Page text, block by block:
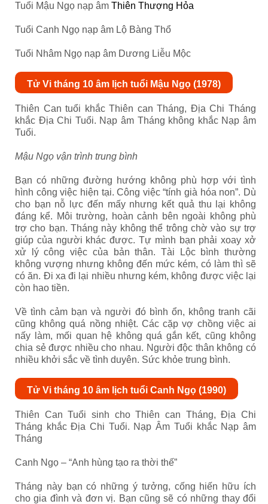
Tuổi Mậu Ngọ nạp âm Thiên Thượng Hỏa
Tuổi Canh Ngọ nạp âm Lộ Bàng Thổ
Tuổi Nhâm Ngọ nạp âm Dương Liễu Mộc
Tử Vi tháng 10 âm lịch tuổi Mậu Ngọ (1978)
Thiên Can tuổi khắc Thiên can Tháng, Địa Chi Tháng
khắc Địa Chi Tuổi. Nạp âm Tháng không khắc Nạp âm
Tuổi.
Mậu Ngọ vận trình trung bình
Bạn có những đường hướng không phù hợp với tình
hình công việc hiện tại. Công việc “tính già hóa non”. Dù
cho bạn nỗ lực đến mấy nhưng kết quả thu lại không
đáng kể. Môi trường, hoàn cảnh bên ngoài không phù
trợ cho bạn. Tháng này không thể trông chờ vào sự trợ
giúp của người khác được. Tự mình bạn phải xoay xở
xử lý công việc của bản thân. Tài Lộc bình thường
không vượng nhưng không đến mức kém, có làm thì sẽ
có ăn. Đi xa đi lại nhiều nhưng kém, không được việc lại
còn hao tiền.
Về tình cảm bạn và người đó bình ổn, không tranh cãi
cũng không quá nồng nhiệt. Các cặp vợ chồng việc ai
nấy làm, mối quan hệ không quá gắn kết, cũng không
chia sẻ được nhiều cho nhau. Người độc thân không có
nhiều khởi sắc về tình duyên. Sức khỏe trung bình.
Tử Vi tháng 10 âm lịch tuổi Canh Ngọ (1990)
Thiên Can Tuổi sinh cho Thiên can Tháng, Địa Chi
Tháng khắc Địa Chi Tuổi. Nạp Âm Tuổi khắc Nạp âm
Tháng
Canh Ngọ – “Anh hùng tạo ra thời thế”
Tháng này bạn có những ý tưởng, cống hiến hữu ích
cho gia đình và đơn vị. Bạn cũng sẽ có những thay đổi